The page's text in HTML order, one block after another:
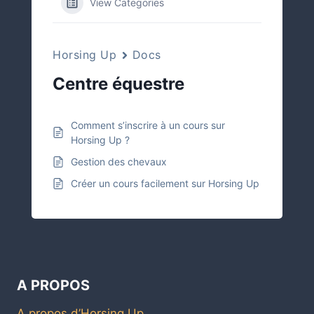
View Categories
Horsing Up Docs
Centre équestre
Comment s’inscrire à un cours sur
Horsing Up ?
Gestion des chevaux
Créer un cours facilement sur Horsing Up
A PROPOS